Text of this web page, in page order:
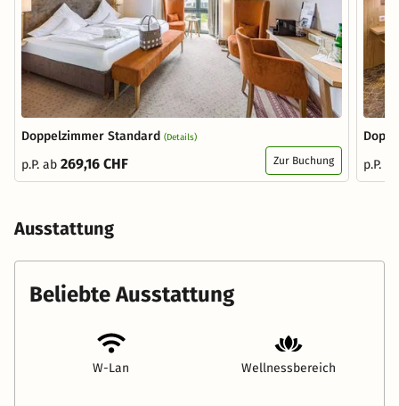
Doppelzimmer Standard (Details)
p.P. ab 269,16 CHF Zur Buchung
p.P.
Ausstattung
Beliebte Ausstattung
W-Lan Wellnessbereich